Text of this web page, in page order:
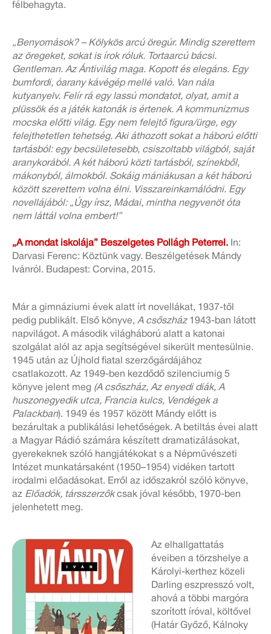
félbehagyta.
„Benyomások? – Kölykös arcú öregúr. Mindig szerettem
az öregeket, sokat is írok róluk. Tortaarcú bácsi.
Gentleman. Az Ántivilág maga. Kopott és elegáns. Egy
bumfordi, óarany kávégép mellé való. Van nála
kutyanyelv. Felír rá egy lassú mondatot, olyat, amit a
plüssök és a játék katonák is értenek. A kommunizmus
mocska előtti világ. Egy nem felejtő figura/ürge, egy
felejthetetlen tehetség. Aki áthozott sokat a háború előtti
tartásból: egy becsületesebb, csiszoltabb világból, saját
aranykorából. A két háború közti tartásból, színekből,
mákonyból, álmokból. Sokáig mániákusan a két háború
között szerettem volna élni. Visszareinkarnálódni. Egy
novellájából: „Úgy írsz, Mádai, mintha negyvenöt óta
nem láttál volna embert!”
„A mondat iskolája” Beszélgetés Pollágh Péterrel . In:
Darvasi Ferenc: Köztünk vagy. Beszélgetések Mándy
Ivánról. Budapest: Corvina, 2015.
Már a gimnáziumi évek alatt írt novellákat, 1937-től
pedig publikált. Első könyve, A csőszház 1943-ban látott
napvilágot. A második világháború alatt a katonai
szolgálat alól az apja segítségével sikerült mentesülnie.
1945 után az Újhold fiatal szerzőgárdájához
csatlakozott. Az 1949-ben kezdődő szilenciumig 5
könyve jelent meg (A csőszház, Az enyedi diák, A
huszonegyedik utca, Francia kulcs, Vendégek a
Palackban). 1949 és 1957 között Mándy előtt is
bezárultak a publikálási lehetőségek. A betiltás évei alatt
a Magyar Rádió számára készített dramatizálásokat,
gyerekeknek szóló hangjátékokat s a Népművészeti
Intézet munkatársaként (1950–1954) vidéken tartott
irodalmi előadásokat. Erről az időszakról szóló könyve,
az Előadók, társszerzőkcsak jóval később, 1970-ben
jelenhetett meg.
Az elhallgattatás
éveiben a törzshelye a
Károlyi-kerthez közeli
Darling eszpresszó volt,
ahová a többi margóra
szorított íróval, költővel
(Határ Győző, Kálnoky